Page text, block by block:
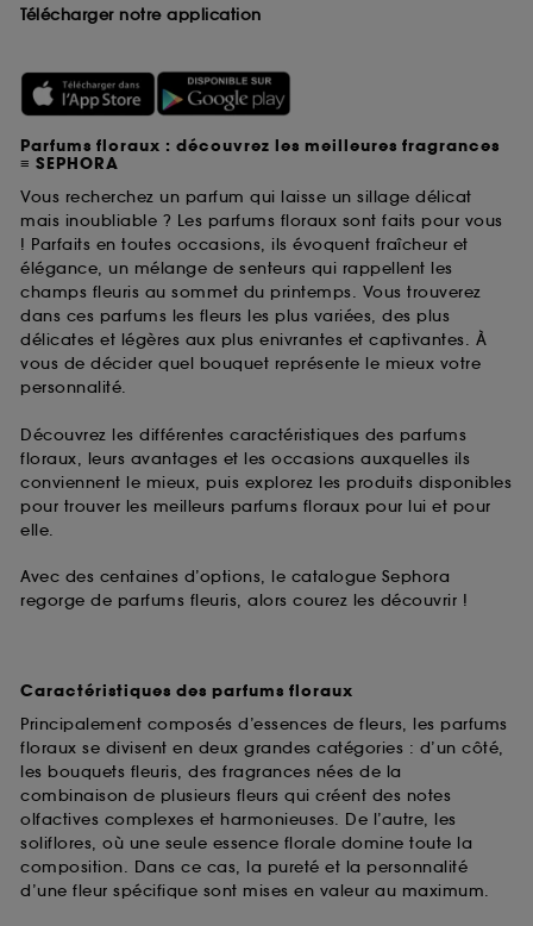
Télécharger notre application
Parfums floraux : découvrez les meilleures fragrances
≡ SEPHORA
Vous recherchez un parfum qui laisse un sillage délicat
mais inoubliable ? Les parfums floraux sont faits pour vous
! Parfaits en toutes occasions, ils évoquent fraîcheur et
élégance, un mélange de senteurs qui rappellent les
champs fleuris au sommet du printemps. Vous trouverez
dans ces parfums les fleurs les plus variées, des plus
délicates et légères aux plus enivrantes et captivantes. À
vous de décider quel bouquet représente le mieux votre
personnalité.
Découvrez les différentes caractéristiques des parfums
floraux, leurs avantages et les occasions auxquelles ils
conviennent le mieux, puis explorez les produits disponibles
pour trouver les meilleurs parfums floraux pour lui et pour
elle.
Avec des centaines d’options, le catalogue Sephora
regorge de parfums fleuris, alors courez les découvrir !
Caractéristiques des parfums floraux
Principalement composés d’essences de fleurs, les parfums
floraux se divisent en deux grandes catégories : d’un côté,
les bouquets fleuris, des fragrances nées de la
combinaison de plusieurs fleurs qui créent des notes
olfactives complexes et harmonieuses. De l’autre, les
soliflores, où une seule essence florale domine toute la
composition. Dans ce cas, la pureté et la personnalité
d’une fleur spécifique sont mises en valeur au maximum.